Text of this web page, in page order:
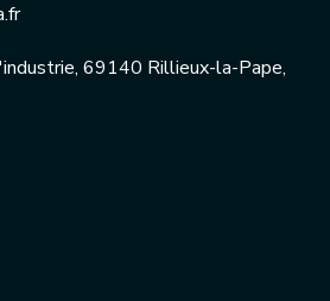
69140 Rillieux-la-Pape,